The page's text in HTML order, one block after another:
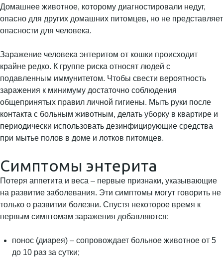
Домашнее животное, которому диагностировали недуг,
опасно для других домашних питомцев, но не представляет
опасности для человека.
Заражение человека энтеритом от кошки происходит
крайне редко. К группе риска относят людей с
подавленным иммунитетом. Чтобы свести вероятность
заражения к минимуму достаточно соблюдения
общепринятых правил личной гигиены. Мыть руки после
контакта с больным животным, делать уборку в квартире и
периодически использовать дезинфицирующие средства
при мытье полов в доме и лотков питомцев.
Симптомы энтерита
Потеря аппетита и веса – первые признаки, указывающие
на развитие заболевания. Эти симптомы могут говорить не
только о развитии болезни. Спустя некоторое время к
первым симптомам заражения добавляются:
понос (диарея) – сопровождает больное животное от 5
до 10 раз за сутки;